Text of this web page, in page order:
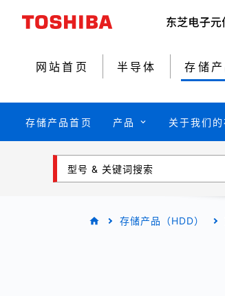
网站首页 半导体 存储产
存储产品首页 产品 关于我们
型号 & 关键词搜索
存储产品（HDD）